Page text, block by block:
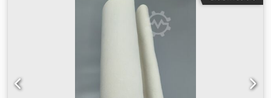
de 2 velocidades, rpm 710/1420 – Cv 1,3 – 2,5 Altura de
trabajo mm 100 Alimentación automática con velocidad
variable Guía de entrada ajustable Aire comprimido 6 atm
Diámetro de la salida de extracción 100 mm Dimensiones
totales mm 2100 x 1600 x 1350 h Peso kg 950 Crodpozmyp
Aefx Anvsf